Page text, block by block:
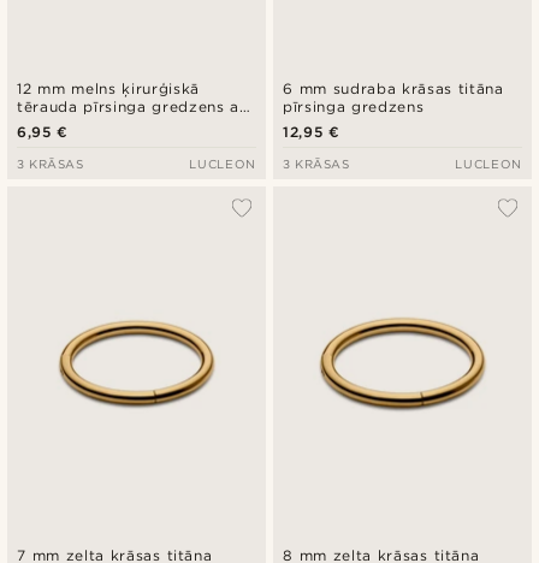
12 mm melns ķirurģiskā
tērauda pīrsinga gredzens ar
bumbiņu
6,95 €
3 KRĀSAS LUCLEON
6 mm sudraba krāsas titāna
pīrsinga gredzens
12,95 €
3 KRĀSAS LUCLEON
7 mm zelta krāsas titāna
8 mm zelta krāsas titāna